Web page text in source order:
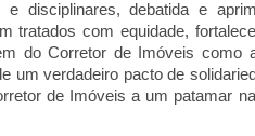
disciplinares, debatida e
tratados com equidade,
do Corretor de Imóveis como
um verdadeiro pacto de
de Imóveis a um patamar